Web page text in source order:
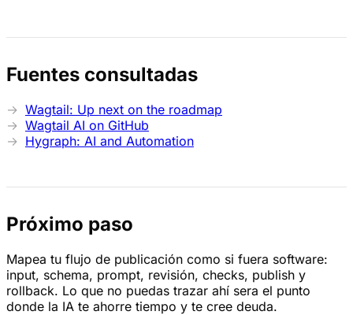
Fuentes consultadas
Wagtail: Up next on the roadmap
Wagtail AI on GitHub
Hygraph: AI and Automation
Próximo paso
Mapea tu flujo de publicación como si fuera software:
input, schema, prompt, revisión, checks, publish y
rollback. Lo que no puedas trazar ahí sera el punto
donde la IA te ahorre tiempo y te cree deuda.